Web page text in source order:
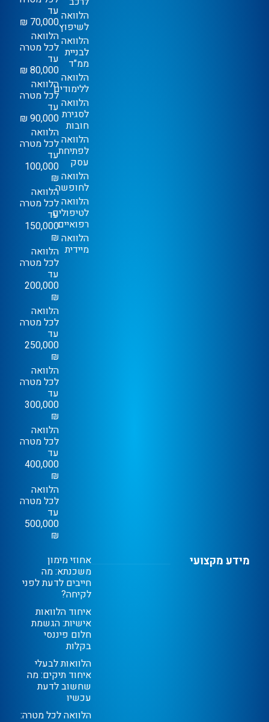
הלוואה
לשיפוץ
הלוואה
לבניית
ממ"ד
הלוואה
ללימודים
הלוואה
לסגירת
חובות
הלוואה
לפתיחת
עסק
הלוואה
לחופשה
הלוואה
לטיפולים
רפואיים
הלוואה
מיידית
עד
70,000 ₪
הלוואה
לכל מטרה
עד
80,000 ₪
הלוואה
לכל מטרה
עד
90,000 ₪
הלוואה
לכל מטרה
עד
100,000
₪
הלוואה
לכל מטרה
עד
150,000
₪
הלוואה
לכל מטרה
עד
200,000
₪
הלוואה
לכל מטרה
עד
250,000
₪
הלוואה
לכל מטרה
עד
300,000
₪
הלוואה
לכל מטרה
עד
400,000
₪
הלוואה
לכל מטרה
עד
500,000
₪
מידע מקצועי אחוזי מימון
משכנתא: מה
חייבים לדעת לפני
לקיחה?
איחוד הלוואות
אישיות: הגשמת
חלום פיננסי
בקלות
הלוואות לבעלי
איחוד תיקים: מה
שחשוב לדעת
עכשיו
הלוואה לכל מטרה: